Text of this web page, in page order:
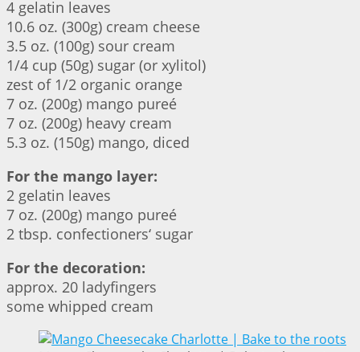
4 gelatin leaves
10.6 oz. (300g) cream cheese
3.5 oz. (100g) sour cream
1/4 cup (50g) sugar (or xylitol)
zest of 1/2 organic orange
7 oz. (200g) mango pureé
7 oz. (200g) heavy cream
5.3 oz. (150g) mango, diced
For the mango layer:
2 gelatin leaves
7 oz. (200g) mango pureé
2 tbsp. confectioners‘ sugar
For the decoration:
approx. 20 ladyfingers
some whipped cream